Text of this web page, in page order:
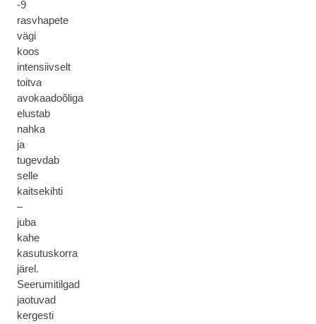
-9
rasvhapete
vägi
koos
intensiivselt
toitva
avokaadoõliga
elustab
nahka
ja
tugevdab
selle
kaitsekihti
–
juba
kahe
kasutuskorra
järel.
Seerumitilgad
jaotuvad
kergesti